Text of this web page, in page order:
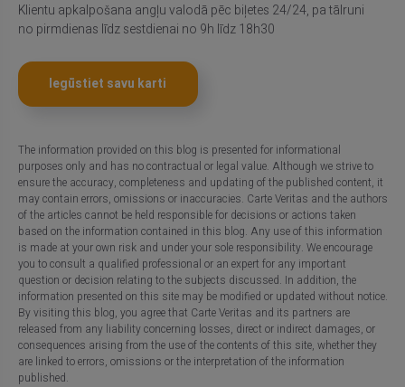
Klientu apkalpošana angļu valodā pēc biļetes 24/24, pa tālruni
no pirmdienas līdz sestdienai no 9h līdz 18h30
Iegūstiet savu karti
The information provided on this blog is presented for informational
purposes only and has no contractual or legal value. Although we strive to
ensure the accuracy, completeness and updating of the published content, it
may contain errors, omissions or inaccuracies. Carte Veritas and the authors
of the articles cannot be held responsible for decisions or actions taken
based on the information contained in this blog. Any use of this information
is made at your own risk and under your sole responsibility. We encourage
you to consult a qualified professional or an expert for any important
question or decision relating to the subjects discussed. In addition, the
information presented on this site may be modified or updated without notice.
By visiting this blog, you agree that Carte Veritas and its partners are
released from any liability concerning losses, direct or indirect damages, or
consequences arising from the use of the contents of this site, whether they
are linked to errors, omissions or the interpretation of the information
published.